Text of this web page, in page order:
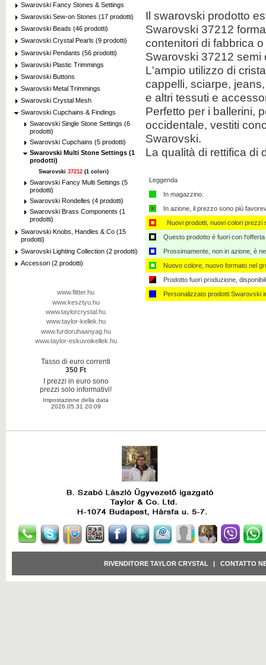
Swarovski Fancy Stones & Settings
Swarovski Sew-on Stones (17 prodotti)
Swarovski Beads (46 prodotti)
Swarovski Crystal Pearls (9 prodotti)
Swarovski Pendants (56 prodotti)
Swarovski Plastic Trimmings
Swarovski Buttons
Swarovski Metal Trimmings
Swarovski Crystal Mesh
Swarovski Cupchains & Findings
Swarovski Single Stone Settings (6
prodotti)
Swarovski Cupchains (5 prodotti)
Swarovski Multi Stone Settings (1
prodotti)
Swarovski 37212 (1 colori)
Swarovski Fancy Multi Settings (5
prodotti)
Swarovski Rondelles (4 prodotti)
Swarovski Brass Components (1
prodotti)
Swarovski Knobs, Handles & Co (15
prodotti)
Swarovski Lighting Collection (2 prodotti)
Accessori (2 prodotti)
www.flitter.hu
www.kesztyu.hu
www.taylorcrystal.hu
www.taylor-kellek.hu
www.furdoruhaanyag.hu
www.taylor-eskuvoikellek.hu
Tasso di euro correnti
350 Ft
I prezzi in euro sono
prezzi solo informativi!
Impostazione della data
2026.05.31 20:09
Il swarovski prodotto
Swarovski 37212
contenitori di fabbrica
Swarovski 37212 semi
L'ampio utilizzo di
cappelli, sciarpe,
e altri tessuti e
Perfetto per i ballerini,
occidentale, vestiti
Swarovski.
La qualità di rettifica di
Leggenda
In magazzino.
In azione, il prezzo sono più
Nuovi prodotti, nuovi colori prezzi
Questo prodotto è fuori con
Prossimamente, non in azione, è
Nuovo colore, nuovo formato nel
Prodotto fuori produzione,
Personalizzato ​​prodotti Swarovski
RIVENDITORE TAYLOR CRYSTAL CONTATTO